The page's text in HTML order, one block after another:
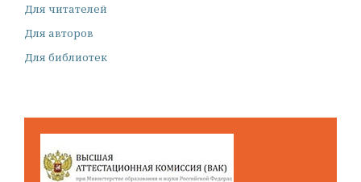
Для читателей
Для авторов
Для библиотек